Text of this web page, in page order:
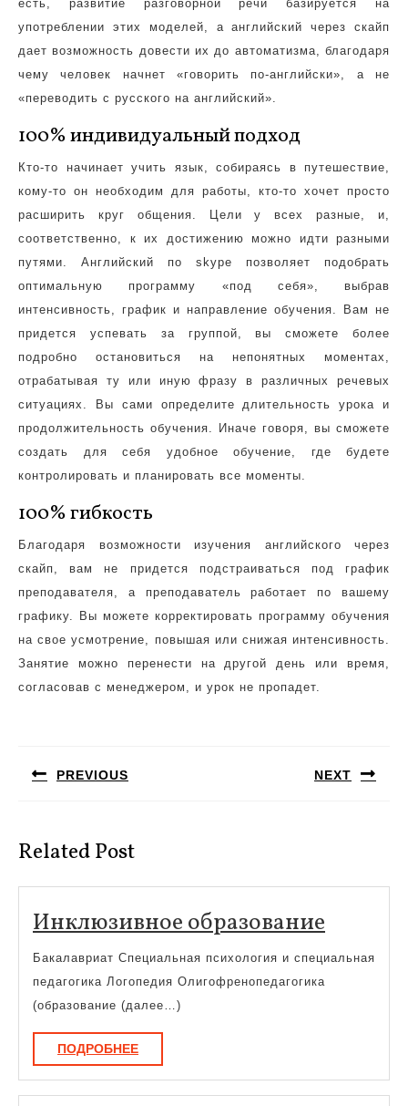
есть, развитие разговорной речи базируется на
употреблении этих моделей, а английский через скайп
дает возможность довести их до автоматизма, благодаря
чему человек начнет «говорить по-английски», а не
«переводить с русского на английский».
100% индивидуальный подход
Кто-то начинает учить язык, собираясь в путешествие,
кому-то он необходим для работы, кто-то хочет просто
расширить круг общения. Цели у всех разные, и,
соответственно, к их достижению можно идти разными
путями. Английский по skype позволяет подобрать
оптимальную программу «под себя», выбрав
интенсивность, график и направление обучения. Вам не
придется успевать за группой, вы сможете более
подробно остановиться на непонятных моментах,
отрабатывая ту или иную фразу в различных речевых
ситуациях. Вы сами определите длительность урока и
продолжительность обучения. Иначе говоря, вы сможете
создать для себя удобное обучение, где будете
контролировать и планировать все моменты.
100% гибкость
Благодаря возможности изучения английского через
скайп, вам не придется подстраиваться под график
преподавателя, а преподаватель работает по вашему
графику. Вы можете корректировать программу обучения
на свое усмотрение, повышая или снижая интенсивность.
Занятие можно перенести на другой день или время,
согласовав с менеджером, и урок не пропадет.
записям
PREVIOUS NEXT
Related Post
Инклюзивное образование
Бакалавриат Специальная психология и специальная
педагогика Логопедия Олигофренопедагогика
(образование (далее…)
ПОДРОБНЕЕПОДРОБНЕЕ